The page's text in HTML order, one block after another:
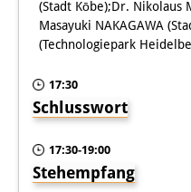
(Stadt Kōbe);Dr. Nikolaus
Masayuki NAKAGAWA
(Technologiepark
17:30
Schlusswort
17:30-19:00
Stehempfang